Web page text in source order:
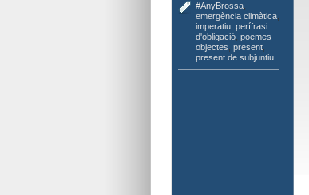
#AnyBrossa,
emergència climàtica,
imperatiu, perífrasi
d'obligació, poemes
objectes present,
present de subjuntiu